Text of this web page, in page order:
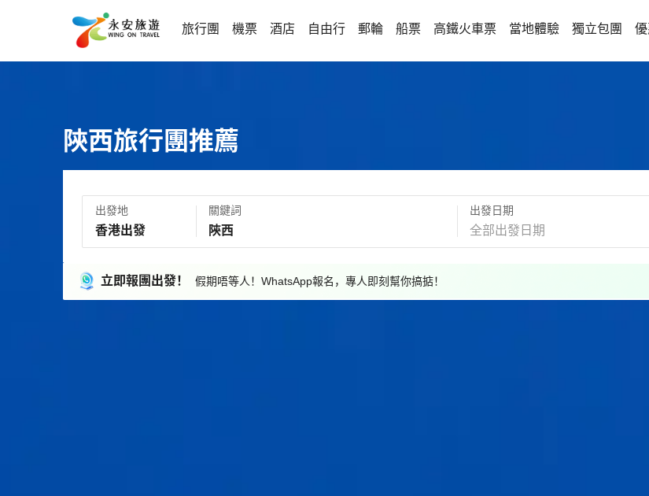
旅行團 機票 酒店 自由行 郵輪 船票 高鐵火車票 當地體驗 獨立包團
陝西旅行團推薦
出發地 關鍵詞 出發日期
立即報團出發！ 假期唔等人！WhatsApp報名，專人即刻幫你搞掂！